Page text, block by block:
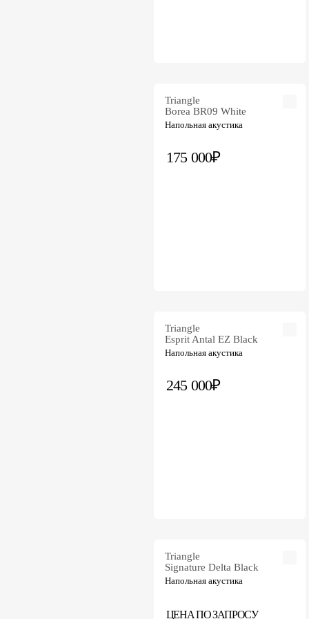
Triangle
Borea BR09 White
Напольная акустика
175 000₽
Triangle
Esprit Antal EZ Black
Напольная акустика
245 000₽
Triangle
Signature Delta Black
Напольная акустика
ЦЕНА ПО ЗАПРОСУ